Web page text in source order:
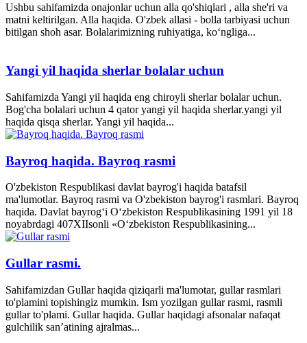
Ushbu sahifamizda onajonlar uchun alla qo'shiqlari , alla she'ri va
matni keltirilgan. Alla haqida. O'zbek allasi - bolla tarbiyasi uchun
bitilgan shoh asar. Bolalarimizning ruhiyatiga, ko‘ngliga...
Yangi yil haqida sherlar bolalar uchun
Sahifamizda Yangi yil haqida eng chiroyli sherlar bolalar uchun.
Bog'cha bolalari uchun 4 qator yangi yil haqida sherlar.yangi yil
haqida qisqa sherlar. Yangi yil haqida...
Bayroq haqida. Bayroq rasmi
O'zbekiston Respublikasi davlat bayrog'i haqida batafsil
ma'lumotlar. Bayroq rasmi va O'zbekiston bayrog'i rasmlari. Bayroq
haqida. Davlat bayrog‘i O‘zbekiston Respublikasining 1991 yil 18
noyabrdagi 407­XII­sonli «O‘zbekiston Respublikasining...
Gullar rasmi.
Sahifamizdan Gullar haqida qiziqarli ma'lumotar, gullar rasmlari
to'plamini topishingiz mumkin. Ism yozilgan gullar rasmi, rasmli
gullar to'plami. Gullar haqida. Gullar haqidagi afsonalar nafaqat
gulchilik san’atining ajralmas...